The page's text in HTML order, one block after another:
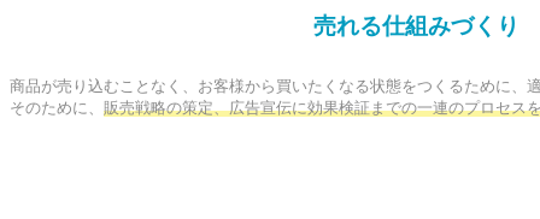
売れる仕組みづくり
商品が売り込むことなく、お客様から買いたくなる状態をつくるために
そのために、 販売戦略の策定、広告宣伝に効果検証までの一連のプロセス